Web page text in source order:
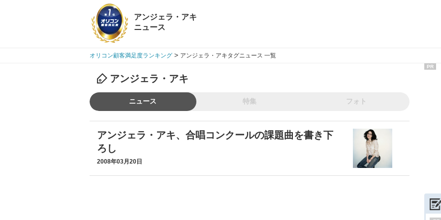
アンジェラ・アキ
ニュース
オリコン顧客満足度ランキング > アンジェラ・アキタグニュース 一覧
アンジェラ・アキ
ニュース 特集 フォト
アンジェラ・アキ、合唱コンクールの課題曲を書き下
ろし
2008年03月20日
PR